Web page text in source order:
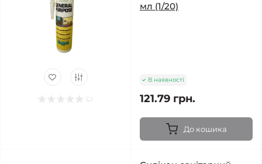
мл (1/20)
В наявності
121.79 грн.
До кошика